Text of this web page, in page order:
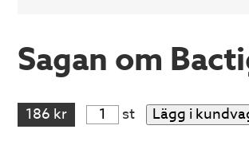
Sagan om
186 kr st Lägg i